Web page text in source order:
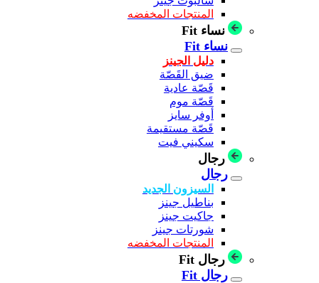
المنتجات المخفضه
نساء Fit
نساء Fit
دليل الجينز
ضيق القَصّة
قَصّة عادية
قَصّة موم
أوفر سايز
قَصّة مستقيمة
سكيني فيت
رجال
رجال
السيزون الجديد
بناطيل جينز
جاكيت جينز
شورتات جينز
المنتجات المخفضه
رجال Fit
رجال Fit